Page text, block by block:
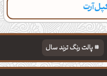
پالت رنگ ترند سال
تایپوگرافی شعر مولانا